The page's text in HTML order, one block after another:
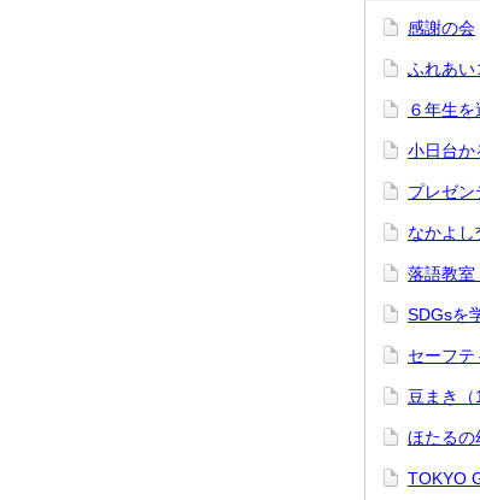
感謝の会
ふれあい
６年生
小日台か
プレゼン
なかよし
落語教室
SDGsを
セーフテ
豆まき（
ほたるの
TOKYO